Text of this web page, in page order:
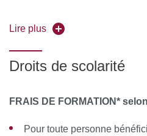
et déposer obligatoirement tous
formation souhaitée
Lire plus
Droits de scolarité
FRAIS DE FORMATION*
Pour toute personne